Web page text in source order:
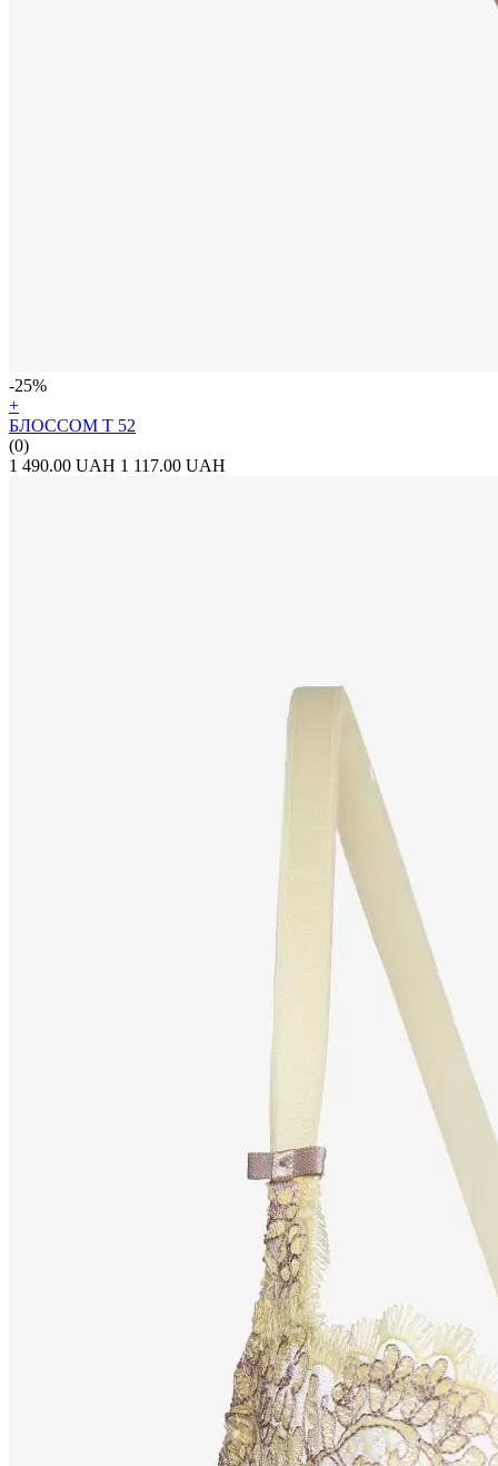
-25%
+
БЛОССОМ Т 52
(0)
1 490.00 UAH 1 117.00 UAH